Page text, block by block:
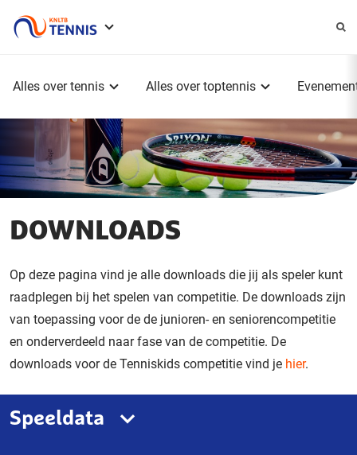
Alles over tennis Alles over toptennis
DOWNLOADS
Op deze pagina vind je alle downloads die jij als speler kunt
raadplegen bij het spelen van competitie. De downloads zijn
van toepassing voor de de junioren- en seniorencompetitie
en onderverdeeld naar fase van de competitie. De
downloads voor de Tenniskids competitie vind je hier.
Speeldata